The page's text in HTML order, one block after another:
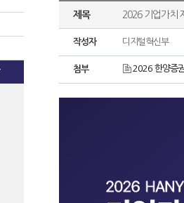
제목 2026 기업가치
작성자 디지털혁신부
첨부 2026 한양증